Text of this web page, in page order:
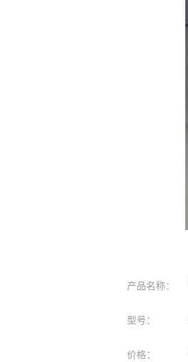
产品名称：
型号：
价格：